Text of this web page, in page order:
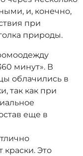
и, конечно,
при
природы.
минут». В
облачились в
так как при
еще в
Это